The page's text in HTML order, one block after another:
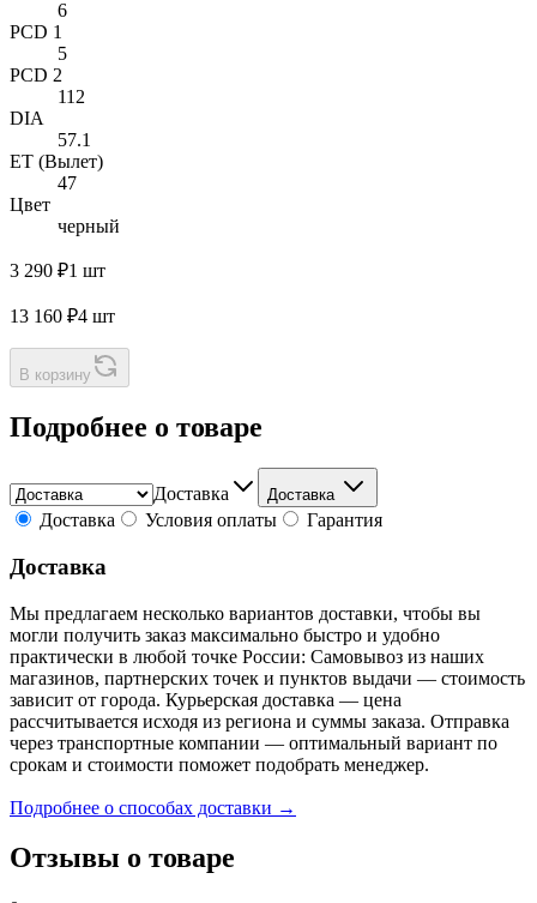
6
PCD 1
5
PCD 2
112
DIA
57.1
ET (Вылет)
47
Цвет
черный
3 290 ₽1 шт
13 160 ₽4 шт
В корзину
Подробнее о товаре
Доставка Доставка
Доставка Условия оплаты Гарантия
Доставка
Мы предлагаем несколько вариантов доставки, чтобы вы
могли получить заказ максимально быстро и удобно
практически в любой точке России: Самовывоз из наших
магазинов, партнерских точек и пунктов выдачи — стоимость
зависит от города. Курьерская доставка — цена
рассчитывается исходя из региона и суммы заказа. Отправка
через транспортные компании — оптимальный вариант по
срокам и стоимости поможет подобрать менеджер.
Подробнее о способах доставки →
Отзывы о товаре